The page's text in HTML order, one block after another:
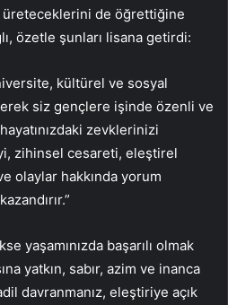
de öğrettiğine
özetle şunları lisana getirdi:
kültürel ve sosyal
siz gençlere işinde özenli ve
zevklerinizi
zihinsel cesareti, eleştirel
olaylar hakkında yorum
yaşamınızda başarılı olmak
yatkın, sabır, azim ve inanca
davranmanız, eleştiriye açık